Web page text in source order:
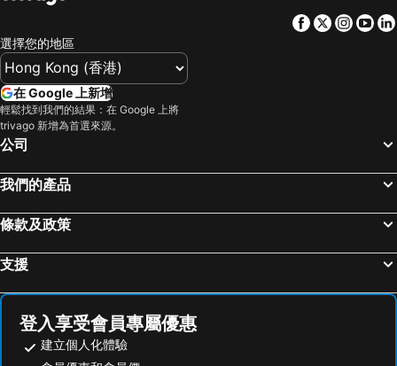
Zobon Art Hotel Zhuhai
Jinjiang Inn Zhuhai Xiangzhou Lovers Central Road
珠海廣信海灣酒店
中山皇爵卓爾巴酒店
珠海南國酒店
Ji Hotel Zhuhai Gongbei Qinglv South Road
Sea View Hotel
Facebook
Twitter
選擇您的地區
在 Google 上新增
輕鬆找到我們的結果：在 Google 上將
trivago 新增為首選來源。
公司
我們的產品
條款及政策
支援
登入享受會員專屬優惠
建立個人化體驗